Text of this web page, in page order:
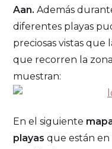
Aan.Además
diferentes playas
preciosas vistas que
que recorren la
muestran:
En el siguiente
playas que están en